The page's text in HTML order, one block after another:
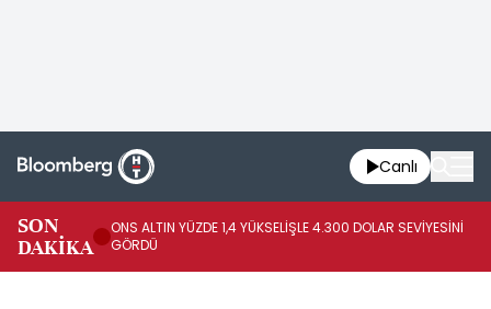
Canlı
SON
DAKİKA
ONS ALTIN YÜZDE 1,4 YÜKSELİŞLE 4.300 DOLAR SEVİYESİNİ
GÖRDÜ